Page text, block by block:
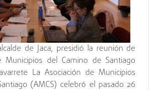
de Jaca, presidió la reunión de
Municipios del Camino de Santiago
La Asociación de Municipios
(AMCS) celebró el pasado 26